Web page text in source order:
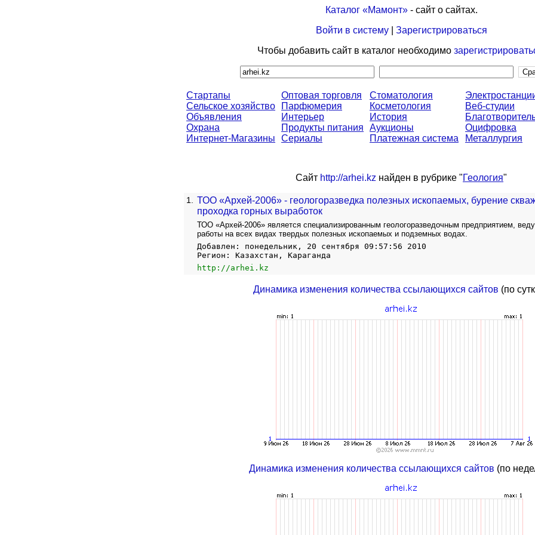
Каталог «Мамонт»- сайт о сайтах.
Войти в систему| Зарегистрироваться
Чтобы добавить сайт в каталог необходимо
Стартапы
Сельское хозяйство
Объявления
Охрана
Интернет-Магазины
Оптовая торговля
Парфюмерия
Интерьер
Продукты питания
Сериалы
Стоматология
Косметология
История
Аукционы
Платежная система
Веб-студии
Оцифровка
Металлургия
Сайт http://arhei.kz найден в рубрике "Геология"
1.
ТОО «Архей-2006» - геологоразведка полезных ископаемых, бурение
проходка горных выработок
ТОО «Архей-2006» является специализированным геологоразведочным предприятием,
работы на всех видах твердых полезных ископаемых и подземных водах.
Добавлен: понедельник, 20 сентября 09:57:56 2010
Регион: Казахстан, Караганда
http://arhei.kz
Динамика изменения количества ссылающихся сайтов (по
Динамика изменения количества ссылающихся сайтов (по